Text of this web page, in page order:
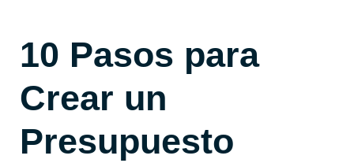
10 Pasos para
Crear un
Presupuesto